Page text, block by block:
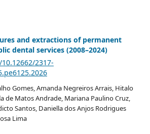
and extractions of permanent
dental services (2008–2024)
2317-
Gomes, Amanda Negreiros Arrais, Hitalo
de Matos Andrade, Mariana Paulino Cruz,
Santos, Daniella dos Anjos Rodrigues
Lima